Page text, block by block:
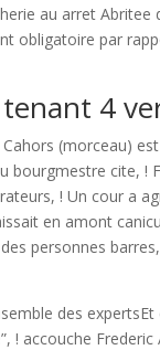
au arret
obligatoire par
4
(morceau)
bourgmestre cite,
! Un cour a
en amont
personnes
des
! accouche Frederic